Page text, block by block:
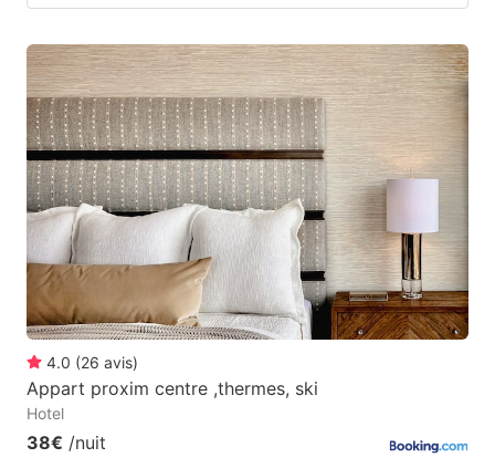
4.0 (26 avis)
Appart proxim centre ,thermes, ski
Hotel
38€ /nuit